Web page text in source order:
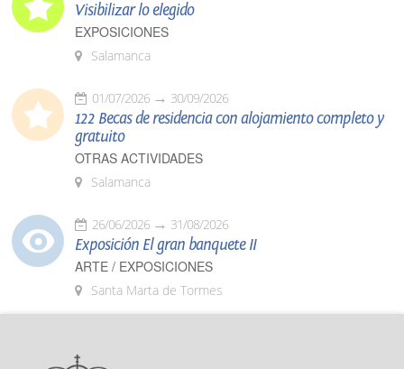
Visibilizar lo elegido
EXPOSICIONES
Salamanca
01/07/2026 30/09/2026
122 Becas de residencia con alojamiento completo y
gratuito
OTRAS ACTIVIDADES
Salamanca
26/06/2026 31/08/2026
Exposición El gran banquete II
ARTE / EXPOSICIONES
Santa Marta de Tormes